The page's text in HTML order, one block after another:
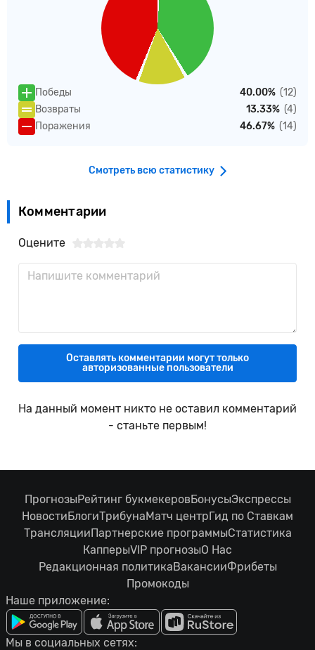
Победы 40.00% (12)
Возвраты
13.33% (4)
Поражения
46.67% (14)
Смотреть всю статистику
Комментарии
Оцените
Оставлять комментарии могут только
авторизованные пользователи
На данный момент никто не оставил комментарий
- станьте первым!
ПрогнозыРейтинг букмекеровБонусыЭкспрессы
НовостиБлогиТрибунаМатч центрГид по Ставкам
ТрансляцииПартнерские программыСтатистика
КапперыVIP прогнозыО Нас
Редакционная политикаВакансииФрибеты
Промокоды
Наше приложение:
Мы в социальных сетях: